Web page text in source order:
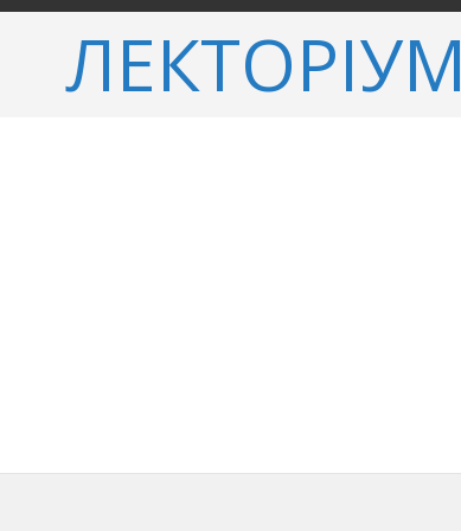
ЛЕКТОРІУМ